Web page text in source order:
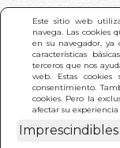
Este sitio web
navega. Las cookies
en su navegador, ya
características
terceros que nos
web. Estas
consentimiento.
cookies. Pero la
afectar su
Imprescindibles
INICIO >